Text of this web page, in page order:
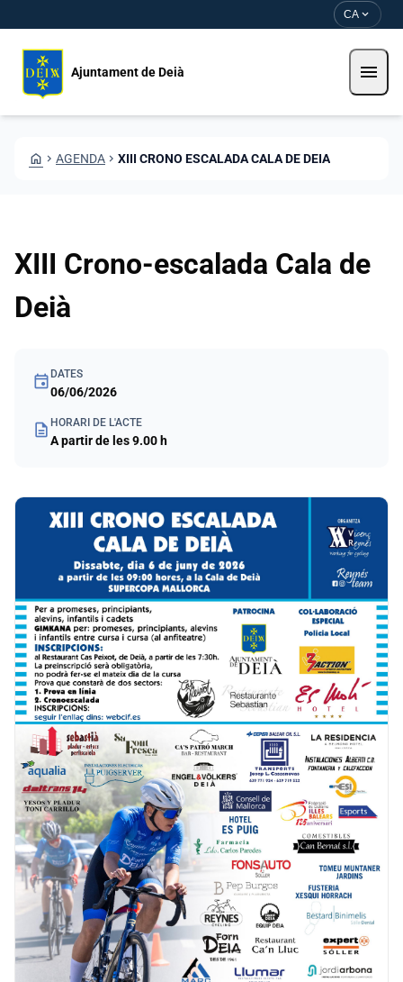
CA expand_more
Ajuntament de Deià menu
HOME CHEVRON_RIGHT AGENDA CHEVRON_RIGHT XIII CRONO ESCALADA CALA DE DEIA
XIII Crono-escalada Cala de
Deià
event DATES
06/06/2026
description HORARI DE L'ACTE
A partir de les 9.00 h